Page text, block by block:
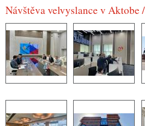
Návštěva velvyslance v Aktobe